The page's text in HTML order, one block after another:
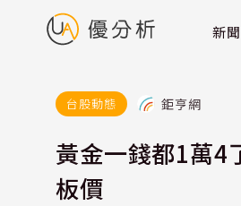
新聞
台股動態 鉅亨網
黃金一錢都1萬4
板價